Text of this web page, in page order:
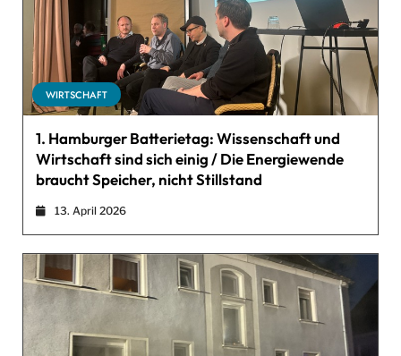
WIRTSCHAFT
1. Hamburger Batterietag: Wissenschaft und
Wirtschaft sind sich einig / Die Energiewende
braucht Speicher, nicht Stillstand
13. April 2026